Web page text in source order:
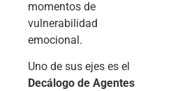
momentos de
vulnerabilidad
emocional.
Uno de sus ejes es el
Decálogo de Agentes